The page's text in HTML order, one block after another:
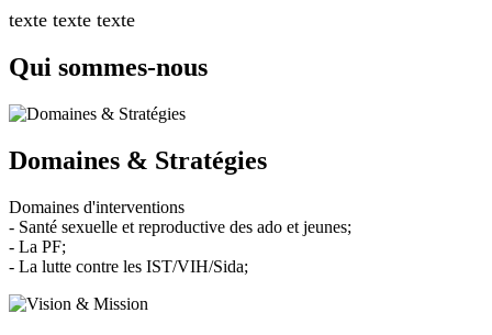
texte texte texte
Qui sommes-nous
Domaines & Stratégies
Domaines d'interventions
- Santé sexuelle et reproductive des ado et jeunes;
- La PF;
- La lutte contre les IST/VIH/Sida;